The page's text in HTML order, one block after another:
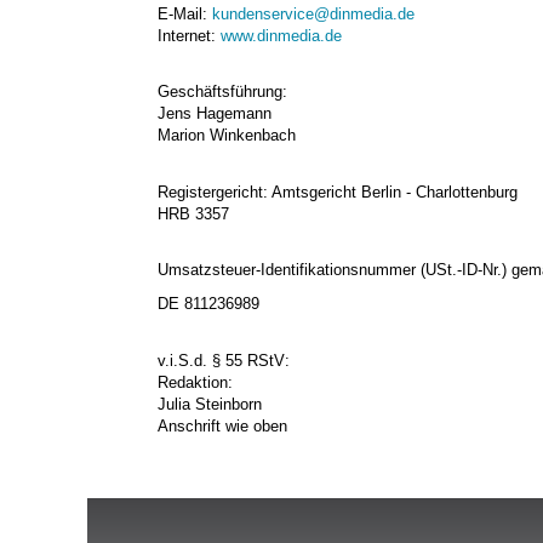
E-Mail: kundenservice@dinmedia.de
Internet: www.dinmedia.de
Geschäftsführung:
Jens Hagemann
Marion Winkenbach
Registergericht: Amtsgericht Berlin - Charlottenburg
HRB 3357
Umsatzsteuer-Identifikationsnummer (USt.-ID-Nr.)
DE 811236989
v.i.S.d. § 55 RStV:
Redaktion:
Julia Steinborn
Anschrift wie oben